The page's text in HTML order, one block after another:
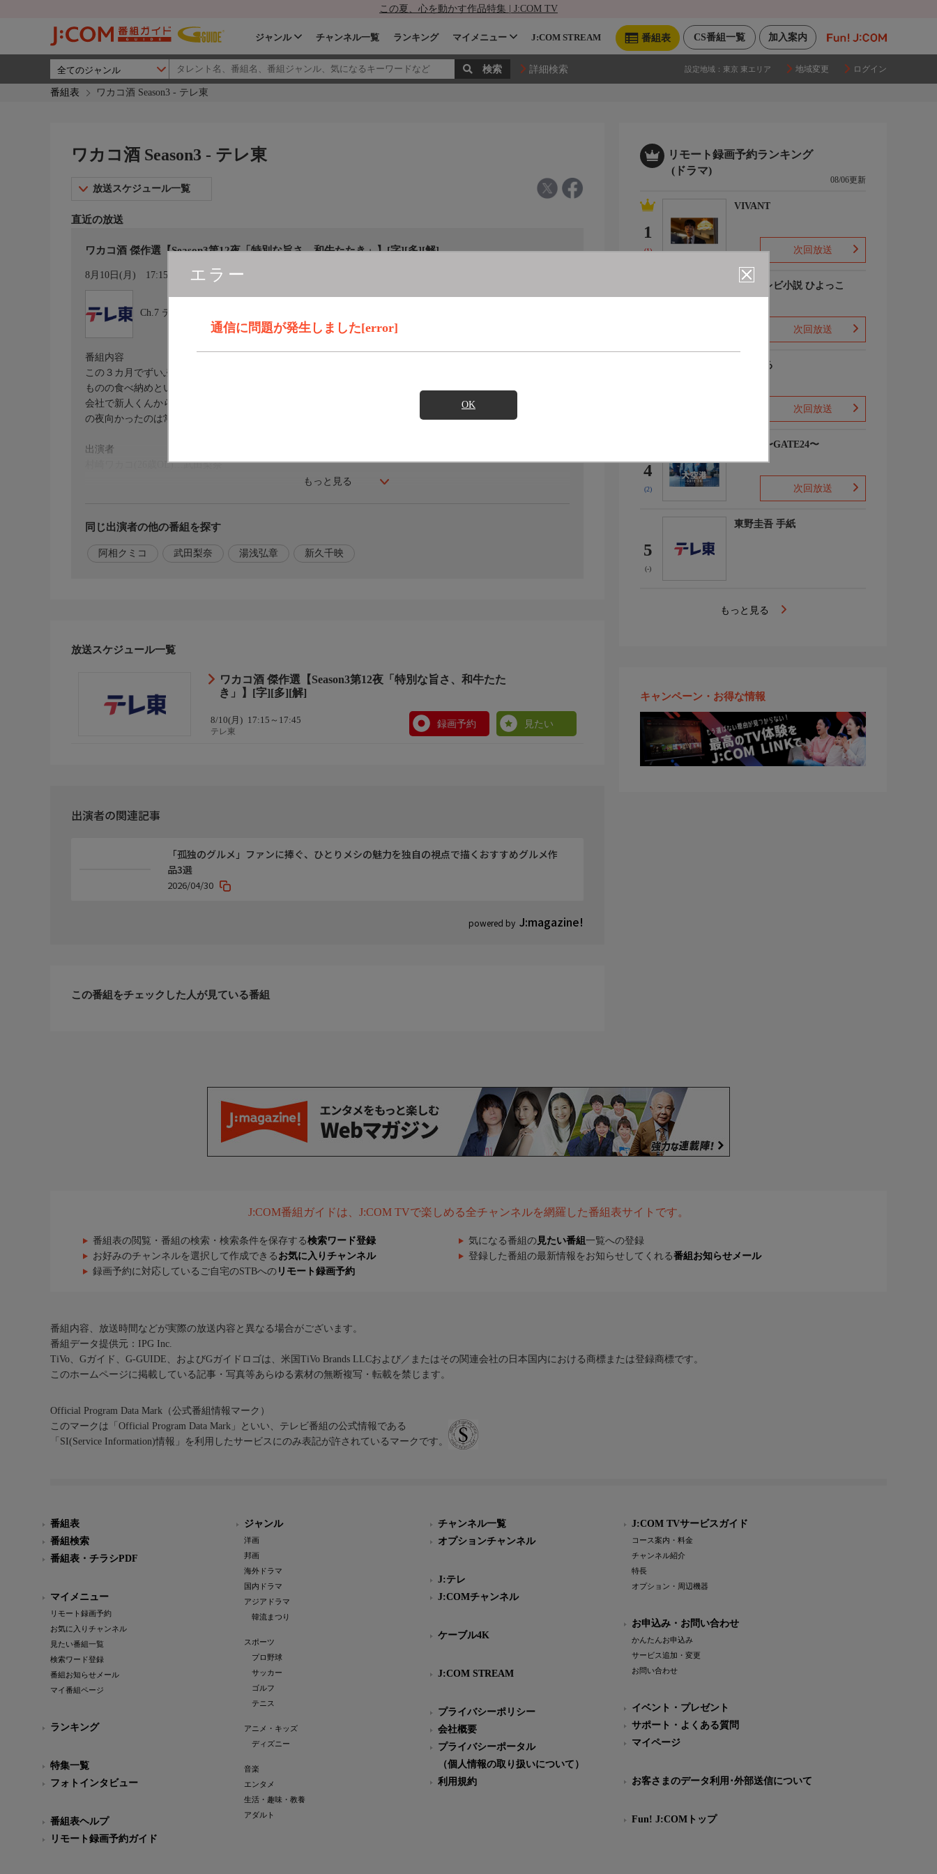
この夏、心を動かす作品特集 | J:COM TV
加入案内
CS番組一覧
番組表
ジャンル チャンネル一覧 ランキング マイメニュー J:COM STREAM
詳細検索 設定地域： 東京 東エリア 地域変更 ログイン
番組表 ワカコ酒 Season3 - テレ東
エラー
通信に問題が発生しました[error]
OK
ワカコ酒 Season3 - テレ東
放送スケジュール一覧
直近の放送
ワカコ酒 傑作選【Season3第12夜「特別な旨さ、和牛たたき」】[字][多][解]
8月10日(月) 17:15〜17:45 カレンダー登録
Ch.7 テレ東
もっと見る
番組内容
この３カ月でずいぶんと成長した会社の新人くんの姿を見つつ、季節の変化に感じ入ったワカコは、春らしい
ものの食べ納めということで、夜はそら豆に麦焼酎の水割り、炙り〆さばに冷酒で「ぷしゅー」。
会社で新人くんから、「お世話になった」とお礼の品をもらい、感謝されたことにほっこりしたワカコが、そ
の夜向かったのは常連・逢楽。特別に美味しいものが食べたいワカコにすすめられたのは…。
出演者
村崎ワカコ(26歳OL)…武田梨奈
【原作】新久千映「ワカコ酒」
この番組は再放送のため店舗の移転や閉店また営業時間など放送当時と異なる場合があります。
同じ出演者の他の番組を探す
阿相クミコ 武田梨奈 湯浅弘章 新久千映
放送スケジュール一覧
ワカコ酒 傑作選【Season3第12夜「特別な旨さ、和牛たた
き」】[字][多][解]
8/10(月) 17:15～17:45
テレ東
録画予約 見たい
出演者の関連記事
powered by J:magazine!
「孤独のグルメ」ファンに捧ぐ、ひとりメシの魅力を独自の視点で描くおすすめグルメ作
品3選
2026/04/30
この番組をチェックした人が見ている番組
リモート録画予約ランキング
(ドラマ)
08/06更新
1
(1)
VIVANT
次回放送
連続テレビ小説 ひよっこ
次回放送
風、薫る
次回放送
4
(2)
大空港〜GATE24〜
次回放送
5
(-)
東野圭吾 手紙
もっと見る
キャンペーン・お得な情報
J:COM番組ガイドは、J:COM TVで楽しめる全チャンネルを網羅した番組表サイトです。
番組表の閲覧・番組の検索・検索条件を保存する検索ワード登録 気になる番組の 見たい番組 一覧への登録
お好みのチャンネルを選択して作成できる お気に入りチャンネル 登録した番組の最新情報をお知らせしてくれる番組お知らせメール
録画予約に対応しているご自宅のSTBへの リモート録画予約
番組内容、放送時間などが実際の放送内容と異なる場合がございます。
番組データ提供元：IPG Inc.
TiVo、Gガイド、G-GUIDE、およびGガイドロゴは、米国TiVo Brands LLCおよび／またはその関連会社の日本国内における商標または登録商標です。
このホームページに掲載している記事・写真等あらゆる素材の無断複写・転載を禁じます。
Official Program Data Mark（公式番組情報マーク）
このマークは「Official Program Data Mark」といい、テレビ番組の公式情報である
「SI(Service Information)情報」を利用したサービスにのみ表記が許されているマークです。
番組表
番組検索
番組表・チラシPDF
マイメニュー
リモート録画予約
お気に入りチャンネル
見たい番組一覧
検索ワード登録
番組お知らせメール
マイ番組ページ
ランキング
特集一覧
フォトインタビュー
番組表ヘルプ
リモート録画予約ガイド
ジャンル
洋画
邦画
海外ドラマ
国内ドラマ
アジアドラマ
韓流まつり
スポーツ
プロ野球
サッカー
ゴルフ
テニス
アニメ・キッズ
ディズニー
音楽
エンタメ
生活・趣味・教養
アダルト
チャンネル一覧
オプションチャンネル
J:テレ
J:COMチャンネル
ケーブル4K
J:COM STREAM
プライバシーポリシー
会社概要
プライバシーポータル
（個人情報の取り扱いについて）
利用規約
J:COM TVサービスガイド
コース案内・料金
チャンネル紹介
特長
オプション・周辺機器
お申込み・お問い合わせ
かんたんお申込み
サービス追加・変更
お問い合わせ
イベント・プレゼント
サポート・よくある質問
マイページ
お客さまのデータ利用･外部送信について
Fun! J:COMトップ